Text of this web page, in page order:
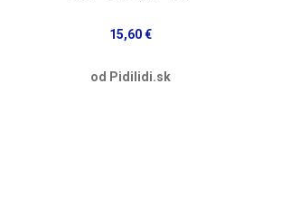
15,60 €
od Pidilidi.sk